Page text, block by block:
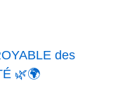
des
🌿🌍